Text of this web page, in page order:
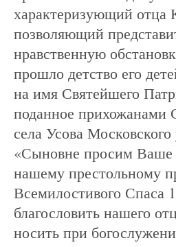
характеризующий отца
позволяющий
нравственную
прошло детство его
на имя Святейшего
поданное прихожанами
села Усова Московского
«Сыновне просим Ваше
нашему престольному
Всемилостивого Спаса
благословить нашего
носить при